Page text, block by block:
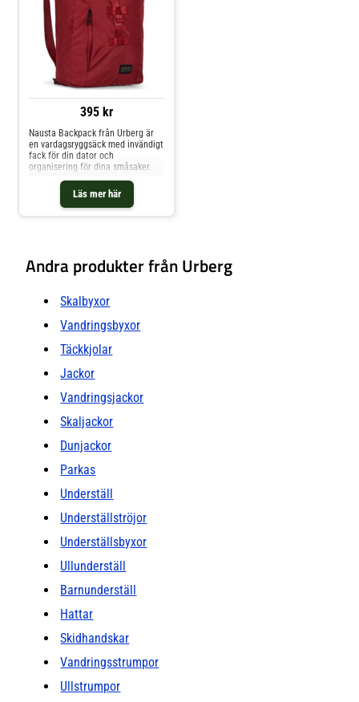
395 kr
Läs mer här
Nausta Backpack från Urberg är
en vardagsryggsäck med invändigt
fack för din dator och
organisering för dina småsaker.
Ryggsäcken har även
rullstängning, en framficka med
dragkedja och ställbara axelband.
Fluorkarbonfri impregneringYKK
Andra produkter från Urberg
Skalbyxor
Vandringsbyxor
Täckkjolar
Jackor
Vandringsjackor
Skaljackor
Dunjackor
Parkas
Underställ
Underställströjor
Underställsbyxor
Ullunderställ
Barnunderställ
Hattar
Skidhandskar
Vandringsstrumpor
Ullstrumpor